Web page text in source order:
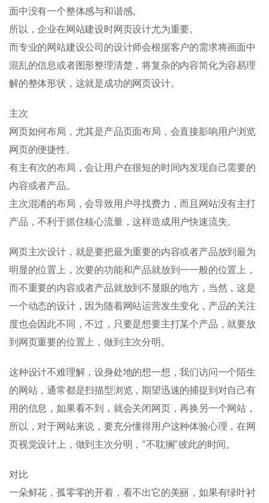
面中没有一个整体感与和谐感。
所以，企业在网站建设时网页设计尤为重要。
而专业的网站建设公司的设计师会根据客户的需求将画面中
混乱的信息或者图形整理清楚，将复杂的内容简化为容易理
解的整体形状，这就是成功的网页设计。
主次
网页如何布局，尤其是产品页面布局，会直接影响用户浏览
网页的便捷性。
有主有次的布局，会让用户在很短的时间内发现自己需要的
内容或者产品。
主次混淆的布局，会导致用户寻找费力，而且网站没有主打
产品，不利于抓住核心流量，这样造成用户快速流失。
网页主次设计，就是要把最为重要的内容或者产品放到最为
明显的位置上，次要的功能和产品就放到一一般的位置上，
而不重要的内容或者产品就放到不显眼的地方，当然，这是
一个动态的设计，因为随着网站运营发生变化，产品的关注
度也会因此不同，不过，只要是想要主打某个产品，就要放
到网页重要的位置上，做到主次分明。
这种设计不难理解，设身处地的想一想，我们访问一个陌生
的网站，通常都是扫描型浏览，期望迅速的捕捉到对自己有
用的信息，如果看不到，就会关闭网页，再换另一个网站，
所以，对于网站来说，要充分懂得用户这种体验心理，在网
页视觉设计上，做到主次分明，“不耽搁”彼此的时间。
对比
一朵鲜花，孤零零的开着，看不出它的美丽，如果有绿叶衬